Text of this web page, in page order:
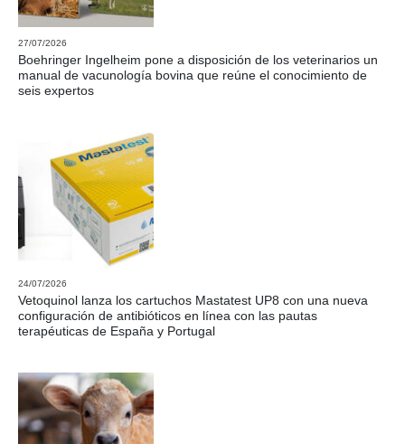
27/07/2026
Boehringer Ingelheim pone a disposición de los veterinarios un
manual de vacunología bovina que reúne el conocimiento de
seis expertos
24/07/2026
Vetoquinol lanza los cartuchos Mastatest UP8 con una nueva
configuración de antibióticos en línea con las pautas
terapéuticas de España y Portugal